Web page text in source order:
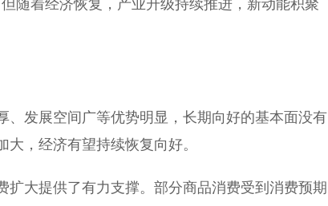
随着经济恢复，产业升级持续推进，新动能积聚
发展空间广等优势明显，长期向好的基本面没有
，经济有望持续恢复向好。
大提供了有力支撑。部分商品消费受到消费预期